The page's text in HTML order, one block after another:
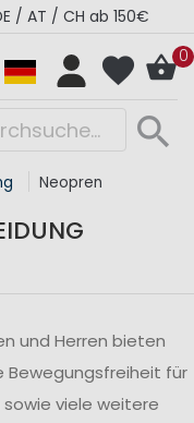
/ AT / CH ab 150€
0
Neopren
und Herren bieten
Bewegungsfreiheit für
sowie viele weitere